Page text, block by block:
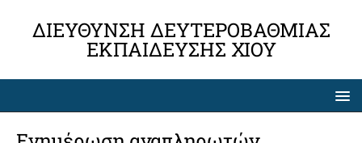
ΔΙΕΎΘΥΝΣΗ ΔΕΥΤΕΡΟΒΆΘΜΙΑΣ
ΕΚΠΑΊΔΕΥΣΗΣ ΧΊΟΥ